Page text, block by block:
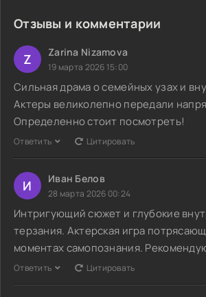
Отзывы и комментарии
Z Zarina Nizamova
19 марта 2026 15:00
Сильная драма о семейных узах и
Актеры великолепно передали
Определенно стоит посмотреть!
Ответить Цитировать
И Иван Белов
28 марта 2026 00:24
Интригующий сюжет и глубокие
терзания. Актерская игра
моментах самопознания.
Ответить Цитировать